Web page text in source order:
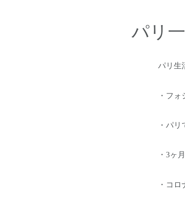
パリ
パリ生
・フ
・パ
・3ヶ
・コ